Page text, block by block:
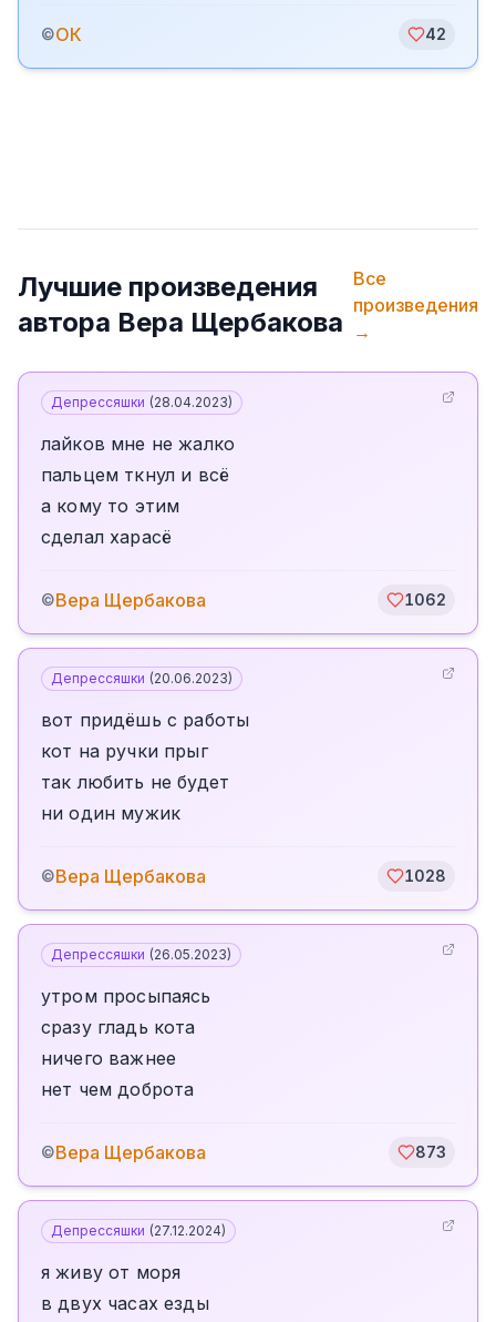
©ОК 42
Лучшие произведения
автора Вера Щербакова
Все
произведения
→
Депрессяшки (28.04.2023)
лайков мне не жалко
пальцем ткнул и всё
а кому то этим
сделал харасё
©Вера Щербакова 1062
Депрессяшки (20.06.2023)
вот придёшь с работы
кот на ручки прыг
так любить не будет
ни один мужик
©Вера Щербакова 1028
Депрессяшки (26.05.2023)
утром просыпаясь
сразу гладь кота
ничего важнее
нет чем доброта
©Вера Щербакова 873
Депрессяшки (27.12.2024)
я живу от моря
в двух часах езды